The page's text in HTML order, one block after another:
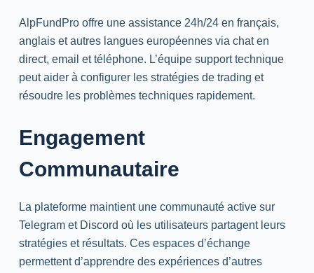
AlpFundPro offre une assistance 24h/24 en français,
anglais et autres langues européennes via chat en
direct, email et téléphone. L’équipe support technique
peut aider à configurer les stratégies de trading et
résoudre les problèmes techniques rapidement.
Engagement
Communautaire
La plateforme maintient une communauté active sur
Telegramet Discord où les utilisateurs partagent leurs
stratégies et résultats. Ces espaces d’échange
permettent d’apprendre des expériences d’autres